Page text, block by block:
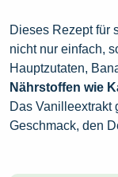
Dieses Rezept für
nicht nur einfach,
Hauptzutaten,
Nährstoffen wie
Das Vanilleextrakt
Geschmack, den